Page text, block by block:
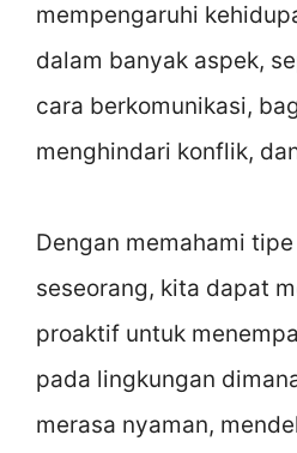
mempengaruhi
dalam banyak aspek,
cara berkomunikasi,
menghindari konflik,
Dengan memahami
seseorang, kita dapat
proaktif untuk
pada lingkungan
merasa nyaman,